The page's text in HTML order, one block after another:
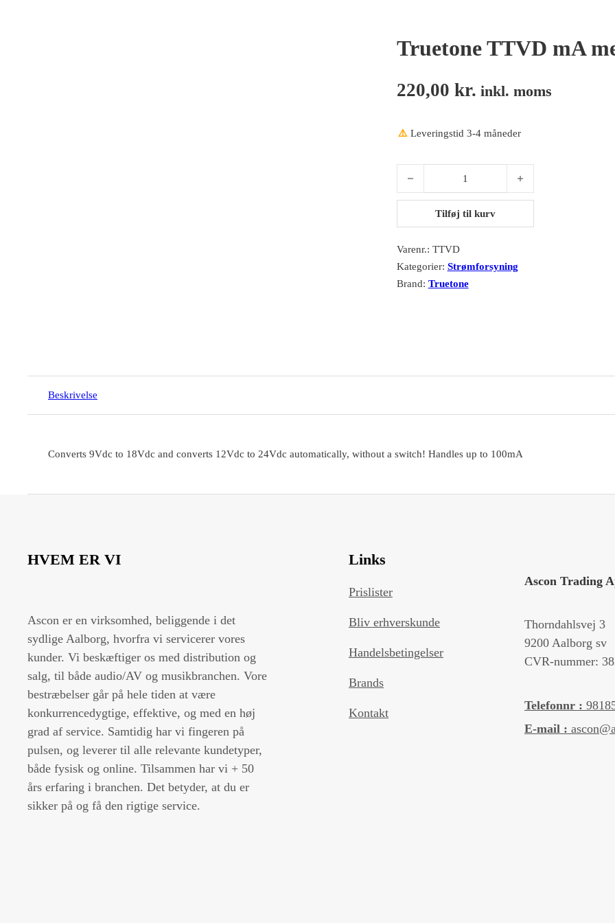
Truetone TTVD mA
220,00 kr. inkl. moms
⚠️ Leveringstid 3-4 måneder
Tilføj til kurv
Varenr.: TTVD
Kategorier: Strømforsyning
Brand: Truetone
Beskrivelse
Converts 9Vdc to 18Vdc and converts 12Vdc to 24Vdc automatically, without a switch! Handles up to 100mA
HVEM ER VI
Ascon er en virksomhed, beliggende i det
sydlige Aalborg, hvorfra vi servicerer vores
kunder. Vi beskæftiger os med distribution og
salg, til både audio/AV og musikbranchen. Vore
bestræbelser går på hele tiden at være
konkurrencedygtige, effektive, og med en høj
grad af service. Samtidig har vi fingeren på
pulsen, og leverer til alle relevante kundetyper,
både fysisk og online. Tilsammen har vi + 50
års erfaring i branchen. Det betyder, at du er
sikker på og få den rigtige service.
Links
Prislister
Bliv erhverskunde
Handelsbetingelser
Brands
Kontakt
Ascon Trading
Thorndahlsvej 3
9200 Aalborg sv
CVR-nummer:
Telefonnr :
E-mail :